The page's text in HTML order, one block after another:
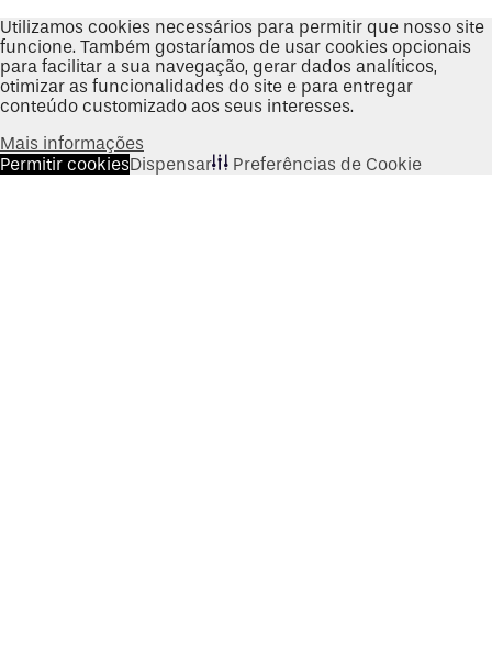
Utilizamos cookies necessários para permitir que nosso site
funcione. Também gostaríamos de usar cookies opcionais
para facilitar a sua navegação, gerar dados analíticos,
otimizar as funcionalidades do site e para entregar
conteúdo customizado aos seus interesses.
Mais informações
Permitir cookiesDispensar Preferências de Cookie